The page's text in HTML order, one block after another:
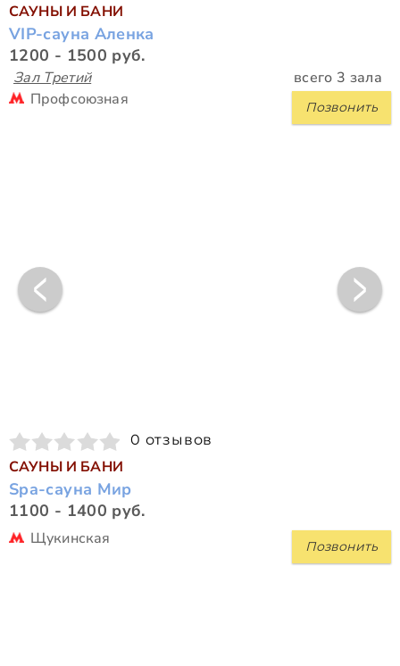
САУНЫ И БАНИ
VIP-сауна Аленка
1200 - 1500 руб.
Зал Третий всего 3 зала
Позвонить
Профсоюзная
0 отзывов
САУНЫ И БАНИ
Spa-сауна Мир
1100 - 1400 руб.
Позвонить
Щукинская